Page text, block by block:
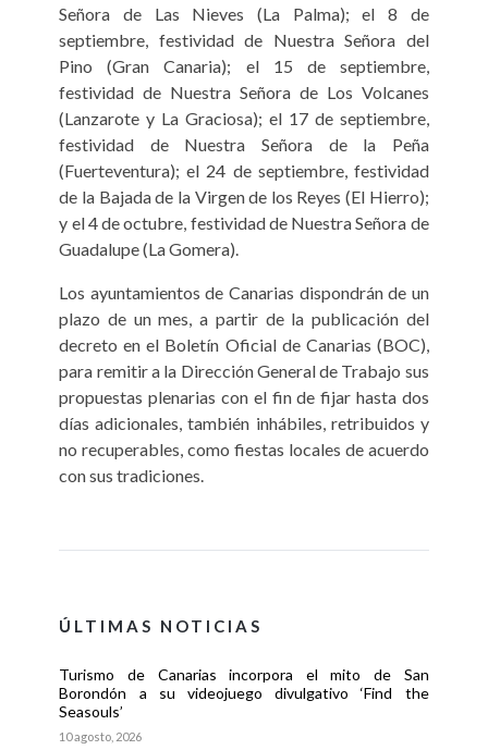
Señora de Las Nieves (La Palma); el 8 de
septiembre, festividad de Nuestra Señora del
Pino (Gran Canaria); el 15 de septiembre,
festividad de Nuestra Señora de Los Volcanes
(Lanzarote y La Graciosa); el 17 de septiembre,
festividad de Nuestra Señora de la Peña
(Fuerteventura); el 24 de septiembre, festividad
de la Bajada de la Virgen de los Reyes (El Hierro);
y el 4 de octubre, festividad de Nuestra Señora de
Guadalupe (La Gomera).
Los ayuntamientos de Canarias dispondrán de un
plazo de un mes, a partir de la publicación del
decreto en el Boletín Oficial de Canarias (BOC),
para remitir a la Dirección General de Trabajo sus
propuestas plenarias con el fin de fijar hasta dos
días adicionales, también inhábiles, retribuidos y
no recuperables, como fiestas locales de acuerdo
con sus tradiciones.
ÚLTIMAS NOTICIAS
Turismo de Canarias incorpora el mito de San
Borondón a su videojuego divulgativo ‘Find the
Seasouls’
10 agosto, 2026